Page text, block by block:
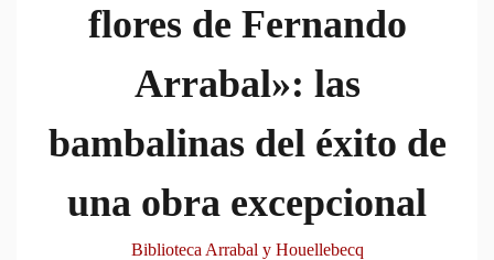
flores de Fernando
Arrabal»: las
bambalinas del éxito de
una obra excepcional
Biblioteca Arrabal y Houellebecq